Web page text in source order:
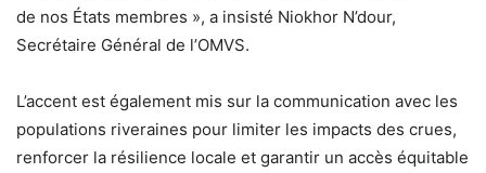
de nos États membres », a insisté Niokhor N’dour,
Secrétaire Général de l’OMVS.
L’accent est également mis sur la communication avec les
populations riveraines pour limiter les impacts des crues,
renforcer la résilience locale et garantir un accès équitable